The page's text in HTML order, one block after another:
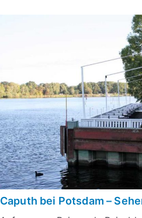
Caputh bei Potsdam –